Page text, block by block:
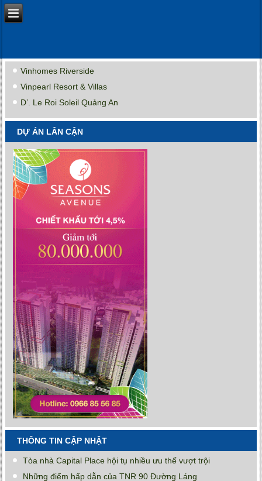
Vinhomes Riverside
Vinpearl Resort & Villas
D’. Le Roi Soleil Quảng An
DỰ ÁN LÂN CẬN
THÔNG TIN CẬP NHẬT
Tòa nhà Capital Place hội tụ nhiều ưu thế vượt trội
Những điểm hấp dẫn của TNR 90 Đường Láng